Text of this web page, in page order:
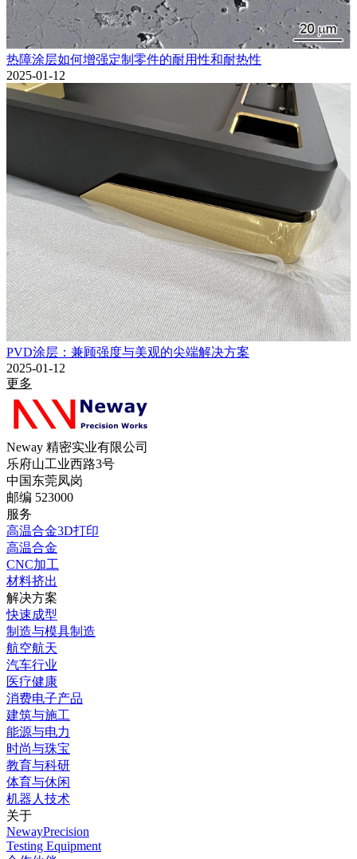
热障涂层如何增强定制零件的耐用性和耐热性
2025-01-12
PVD涂层：兼顾强度与美观的尖端解决方案
2025-01-12
更多
Neway 精密实业有限公司
乐府山工业西路3号
中国东莞凤岗
邮编 523000
服务
高温合金3D打印
高温合金
CNC加工
材料挤出
解决方案
快速成型
制造与模具制造
航空航天
汽车行业
医疗健康
消费电子产品
建筑与施工
能源与电力
时尚与珠宝
教育与科研
体育与休闲
机器人技术
关于
NewayPrecision
Testing Equipment